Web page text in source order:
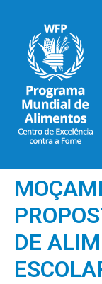
DE